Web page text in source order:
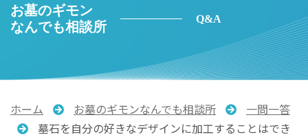
お墓のギモン
なんでも相談所
Q&A
ホーム お墓のギモンなんでも相談所
一問一答
墓石を自分の好きなデザインに加工することはでき